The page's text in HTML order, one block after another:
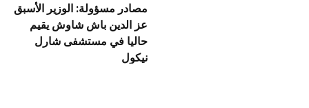
مصادر مسؤولة: الوزير الأسبق
عز الدين باش شاوش يقيم
حاليا في مستشفى شارل
نيكول